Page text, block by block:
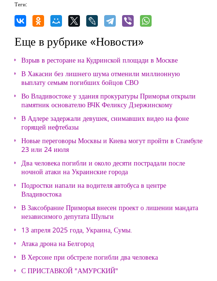
Теги:
Еще в рубрике «Новости»
Взрыв в ресторане на Кудринской площади в Москве
В Хакасии без лишнего шума отменили миллионную
выплату семьям погибших бойцов СВО
Во Владивостоке у здания прокуратуры Приморья открыли
памятник основателю ВЧК Феликсу Дзержинскому
В Адлере задержали девушек, снимавших видео на фоне
горящей нефтебазы
Новые переговоры Москвы и Киева могут пройти в Стамбуле
23 или 24 июля
Два человека погибли и около десяти пострадали после
ночной атаки на Украинские города
Подростки напали на водителя автобуса в центре
Владивостока
В Заксобрание Приморья внесен проект о лишении мандата
независимого депутата Шульги
13 апреля 2025 года, Украина, Сумы.
Атака дрона на Белгород
В Херсоне при обстреле погибли два человека
С ПРИСТАВКОЙ "АМУРСКИЙ"